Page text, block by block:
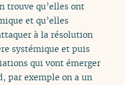
trouve qu’elles ont
et qu’elles
à la résolution
systémique et puis
qui vont émerger
par exemple on a un